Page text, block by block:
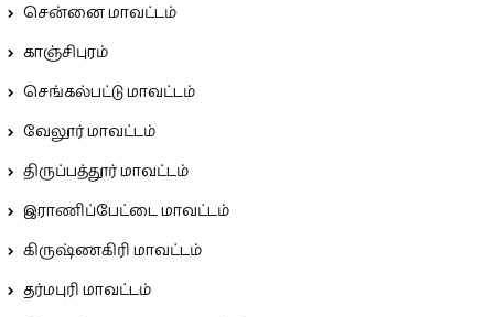
சென்னை மாவட்டம்
காஞ்சிபுரம்
செங்கல்பட்டு மாவட்டம்
வேலூர் மாவட்டம்
திருப்பத்தூர் மாவட்டம்
இராணிப்பேட்டை மாவட்டம்
கிருஷ்ணகிரி மாவட்டம்
தர்மபுரி மாவட்டம்